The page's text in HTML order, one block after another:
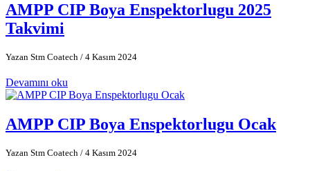
AMPP CIP Boya Enspektorlugu 2025
Takvimi
Yazan Stm Coatech / 4 Kasım 2024
Devamını oku
AMPP CIP Boya Enspektorlugu Ocak
Yazan Stm Coatech / 4 Kasım 2024